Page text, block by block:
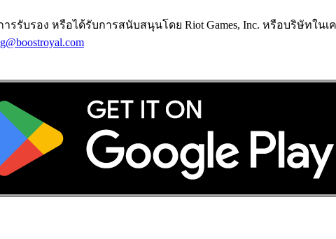
ารรับรอง หรือได้รับการสนับสนุนโดย Riot Games, Inc. หรือบริษัทใ